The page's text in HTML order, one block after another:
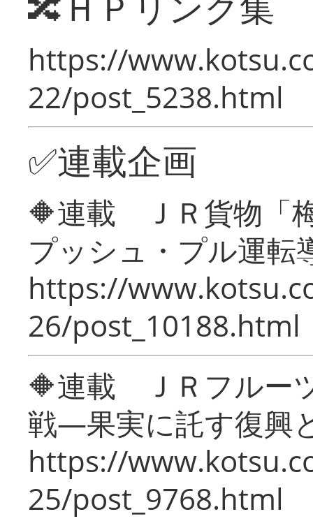
https://
22/post_5238.html
✅連載企画
🔶連載 ＪＲ貨物「
プッシュ・プル運転
https://
26/post_10188.html
🔶連載 ＪＲフルー
戦―果実に託す復興
https://
25/post_9768.html